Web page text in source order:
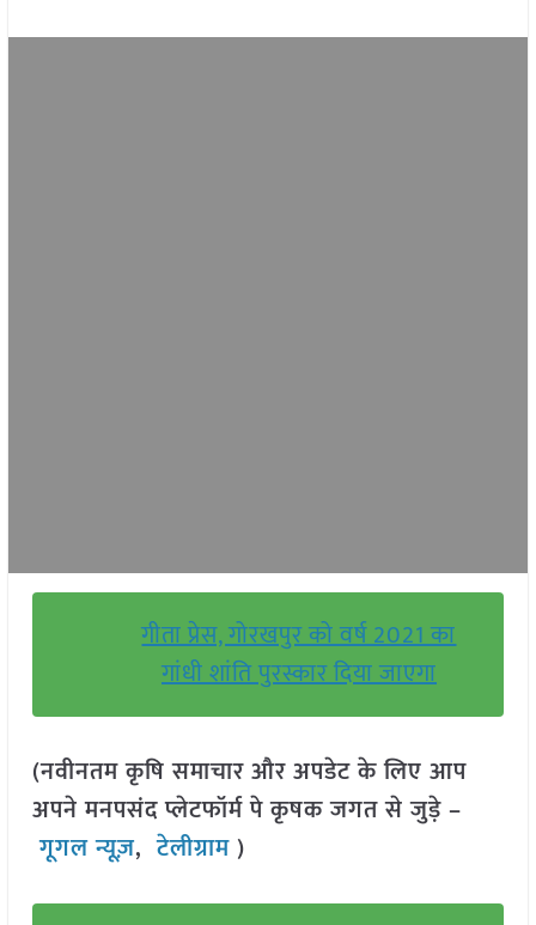
गीता प्रेस, गोरखपुर को वर्ष 2021 का
गांधी शांति पुरस्कार दिया जाएगा
(नवीनतम कृषि समाचार और अपडेट के लिए आप
अपने मनपसंद प्लेटफॉर्म पे कृषक जगत से जुड़े –
गूगल न्यूज़,टेलीग्राम )